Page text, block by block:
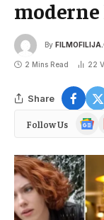
By
2 Mins Read 22
Share
Follow Us
News